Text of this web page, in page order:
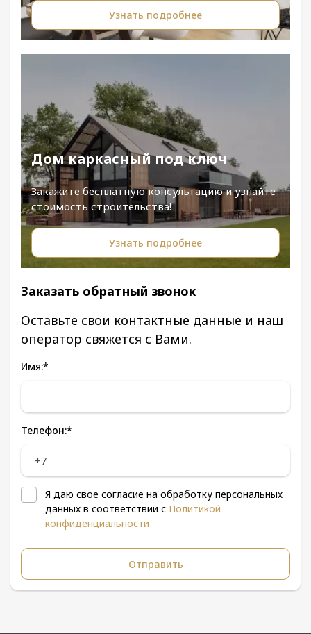
Узнать подробнее
Дом каркасный под ключ
Закажите бесплатную консультацию и узнайте
стоимость строительства!
Узнать подробнее
Заказать обратный звонок
Оставьте свои контактные данные и наш
оператор свяжется с Вами.
Имя:*
Телефон:*
Я даю свое согласие на обработку персональных
данных в соответствии с Политикой
конфиденциальности